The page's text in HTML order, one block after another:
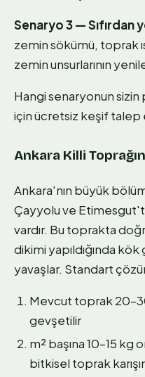
Senaryo 3 — Sıfırdan
zemin sökümü, toprak
zemin unsurlarının
Hangi senaryonun
için ücretsiz keşif talep
Ankara Killi
Ankara'nın büyük
Çayyolu ve
vardır. Bu toprakta
dikimi yapıldığında
yavaşlar. Standart
Mevcut toprak
gevşetilir
m² başına 10–15
bitkisel toprak